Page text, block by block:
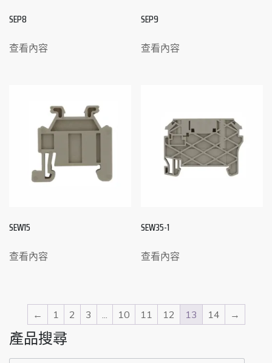
SEP8
查看內容
SEP9
查看內容
SEW15
查看內容
SEW35-1
查看內容
← 1 2 3 10 11 12 13 14 →
產品搜尋